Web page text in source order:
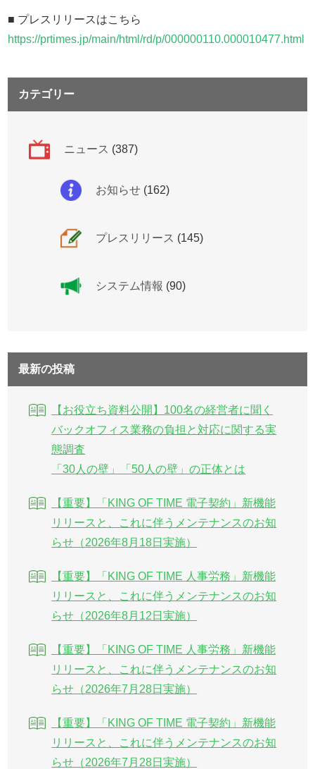
■ プレスリリースはこちら
https://prtimes.jp/main/html/rd/p/000000110.000010477.html
カテゴリー
ニュース (387)
お知らせ (162)
プレスリリース (145)
システム情報 (90)
最新の投稿
【お役立ち資料公開】100名の経営者に聞く
バックオフィス業務の負担と対応に関する実
態調査
「30人の壁」「50人の壁」の正体とは
【重要】「KING OF TIME 電子契約」新機能
リリースと、これに伴うメンテナンスのお知
らせ（2026年8月18日実施）
【重要】「KING OF TIME 人事労務」新機能
リリースと、これに伴うメンテナンスのお知
らせ（2026年8月12日実施）
【重要】「KING OF TIME 人事労務」新機能
リリースと、これに伴うメンテナンスのお知
らせ（2026年7月28日実施）
【重要】「KING OF TIME 電子契約」新機能
リリースと、これに伴うメンテナンスのお知
らせ（2026年7月28日実施）